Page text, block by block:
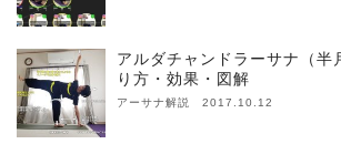
アルダチャンドラーサナ（半
り方・効果・図解
アーサナ解説 2017.10.12